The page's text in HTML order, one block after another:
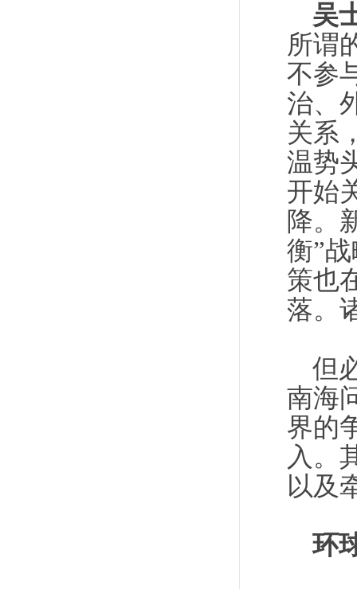
吴
所谓
不参
治、
关系
温势
开始
降。
衡”
策也
落。
但
南海
界的
入。
以及
环